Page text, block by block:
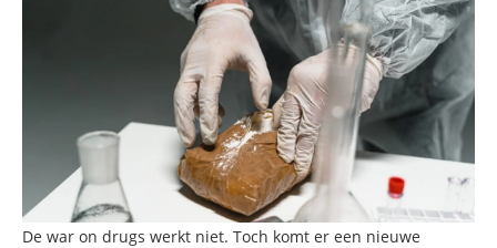
De war on drugs werkt niet. Toch komt er een nieuwe